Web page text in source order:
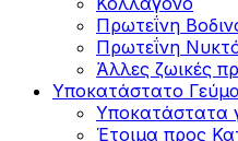
Πρωτεΐνη
Πρωτεΐνη
Άλλες ζωικές
Υποκατάστατο
Υποκατάστατα
Έτοιμα προς